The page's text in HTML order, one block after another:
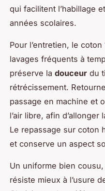
qui facilitent l’habillage
années scolaires.
Pour l’entretien, le
lavages fréquents à
préserve la douceur du
rétrécissement.
passage en machine et
l’air libre, afin
Le repassage sur coton
et conserve un aspect
Un uniforme bien cousu,
résiste mieux à l’usure